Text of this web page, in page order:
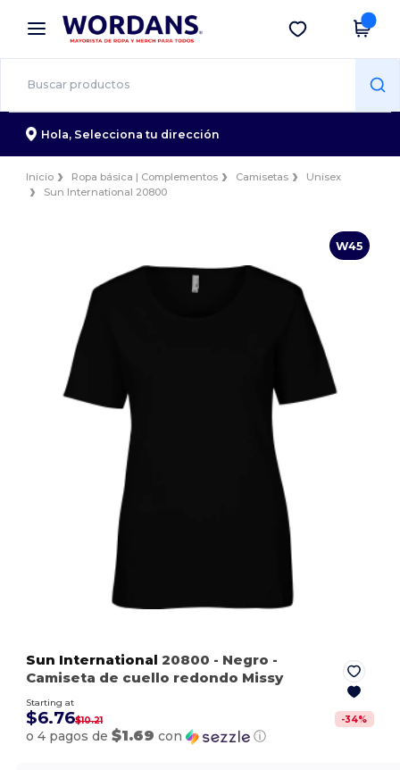
× App de Wordans
¡Mejores precios en app!
Descargar app
Hola, Selecciona tu dirección
Inicio Ropa básica | Complementos Camisetas
Unisex
Sun International 20800
W45
Sun International 20800 - Negro -
Camiseta de cuello redondo Missy
Starting at
$6.76$10.21 -34%
o 4 pagos de$1.69 con ⓘ